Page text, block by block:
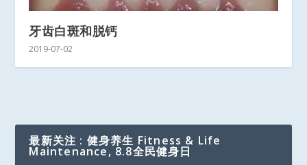
牙齿白斑和脱钙
2019-07-02
最新关注 : 健身养生 Fitness & Life
Maintenance, 8.8全民健身日